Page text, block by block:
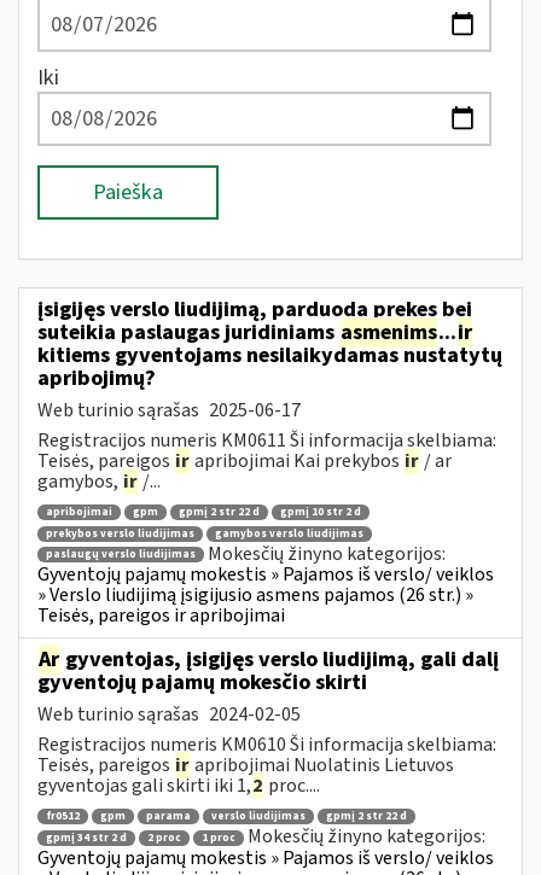
Iki
Paieška
įsigijęs verslo liudijimą, parduoda prekes bei
suteikia paslaugas juridiniams asmenims...ir
kitiems gyventojams nesilaikydamas nustatytų
apribojimų?
Web turinio sąrašas 2025-06-17
Registracijos numeris KM0611 Ši informacija skelbiama:
Teisės, pareigos irapribojimai Kai prekybos ir / ar
gamybos, ir /...
apribojimai gpm gpmį 2 str 22 d
gpmį 10 str 2 d
prekybos verslo liudijimas
gamybos verslo liudijimas
paslaugų verslo liudijimas
Mokesčių žinyno kategorijos:
Gyventojų pajamų mokestis » Pajamos iš verslo/ veiklos
» Verslo liudijimą įsigijusio asmens pajamos (26 str.) »
Teisės, pareigos ir apribojimai
Ar gyventojas, įsigijęs verslo liudijimą, gali dalį
gyventojų pajamų mokesčio skirti
Web turinio sąrašas 2024-02-05
Registracijos numeris KM0610 Ši informacija skelbiama:
Teisės, pareigos irapribojimai Nuolatinis Lietuvos
gyventojas gali skirti iki 1,2 proc....
fr0512 gpm parama verslo liudijimas
gpmį 2 str 22 d
gpmį 34 str 2 d
2 proc 1 proc
Mokesčių žinyno kategorijos:
Gyventojų pajamų mokestis » Pajamos iš verslo/ veiklos